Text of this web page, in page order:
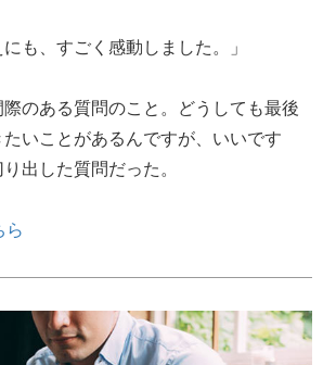
も、すごく感動しました。」
のある質問のこと。どうしても最後
いことがあるんですが、いいです
出した質問だった。
ら